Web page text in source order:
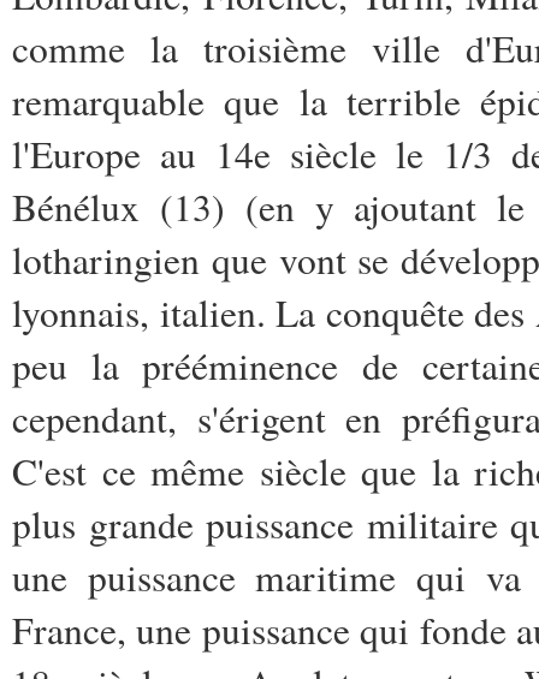
comme la troisième ville
remarquable que la terrible
l'Europe au 14e siècle le 1/3
Bénélux (13) (en y ajoutant
lotharingien que vont se
lyonnais, italien. La conquête
peu la prééminence de
cependant, s'érigent en
C'est ce même siècle que la
plus grande puissance militaire
une puissance maritime qui
France, une puissance qui fonde